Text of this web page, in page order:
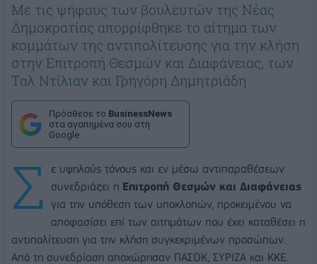
Με τις ψήφους των βουλευτών της Νέας
Δημοκρατίας απορρίφθηκε το αίτημα των
κομμάτων της αντιπολίτευσης για την κλήση
στην Επιτροπή Θεσμών και Διαφάνειας, των
Ταλ Ντίλιαν και Γρηγόρη Δημητριάδη
Πρόσθεσε το BusinessNews
στα αγαπημένα σου στη
Google
Σ
ε υψηλούς τόνους και εν μέσω αντιπαραθέσεων
συνεδριάζει η Επιτροπή Θεσμών και Διαφάνειας
για την υπόθεση των υποκλοπών, προκειμένου να
αποφασίσει επί των αιτημάτων που έχει καταθέσει η
αντιπολίτευση για την κλήση συγκεκριμένων προσώπων.
Από τη συνεδρίαση αποχώρησαν ΠΑΣΟΚ, ΣΥΡΙΖΑ και ΚΚΕ.